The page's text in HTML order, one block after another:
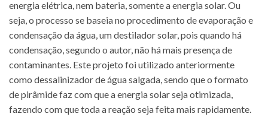
energia elétrica, nem bateria, somente a energia solar. Ou
seja, o processo se baseia no procedimento de evaporação e
condensação da água, um destilador solar, pois quando há
condensação, segundo o autor, não há mais presença de
contaminantes. Este projeto foi utilizado anteriormente
como dessalinizador de água salgada, sendo que o formato
de pirâmide faz com que a energia solar seja otimizada,
fazendo com que toda a reação seja feita mais rapidamente.